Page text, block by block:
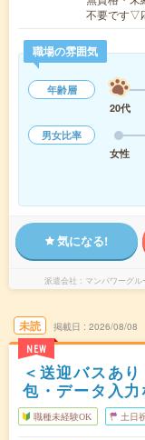
不要です▽
職場の雰囲気
年齢層
20代
男女比率
女性
気になる!
派遣会社 マンパワーグ
未読
NEW
掲載日 2026/08/08
＜送迎バスあ
包・データ入
職種未経験OK 土日